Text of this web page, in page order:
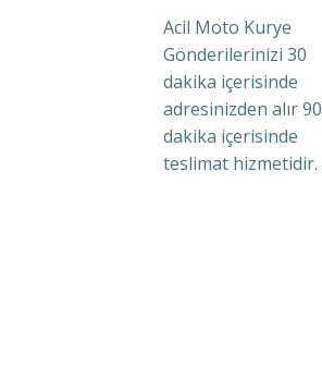
Acil Moto Kurye
Gönderilerinizi 30
dakika içerisinde
adresinizden alır 90
dakika içerisinde
teslimat hizmetidir.